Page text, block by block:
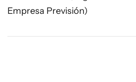
Empresa Previsión)